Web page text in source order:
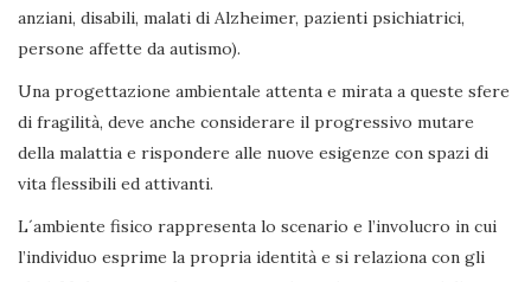
anziani, disabili, malati di Alzheimer, pazienti psichiatrici,
persone affette da autismo).
Una progettazione ambientale attenta e mirata a queste sfere
di fragilità, deve anche considerare il progressivo mutare
della malattia e rispondere alle nuove esigenze con spazi di
vita flessibili ed attivanti.
L´ambiente fisico rappresenta lo scenario e l’involucro in cui
l’individuo esprime la propria identità e si relaziona con gli